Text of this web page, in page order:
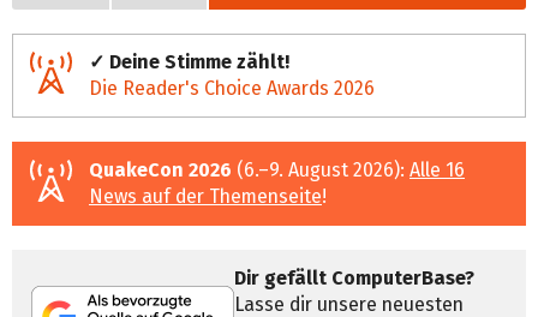
✓ Deine Stimme zählt!
Die Reader's Choice Awards 2026
QuakeCon 2026 (6.–9. August 2026): Alle 16
News auf der Themenseite!
Dir gefällt ComputerBase?
Lasse dir unsere neuesten